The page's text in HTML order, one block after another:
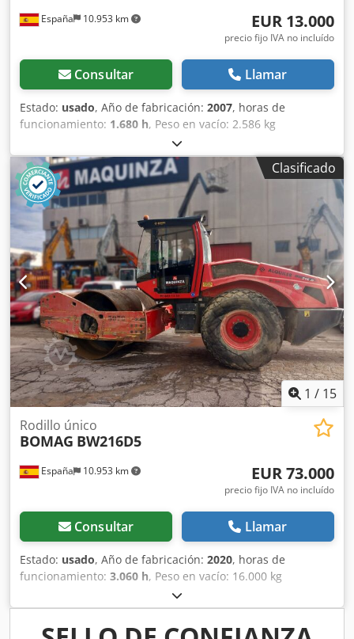
España 10.953 km EUR 13.000
precio fijo IVA no incluído
Consultar Llamar
Estado: usado, Año de fabricación: 2007, horas de
funcionamiento: 1.680 h, Peso en vacío: 2.586 kg
Dimensiones (lxanxal): 248 x 128 x 180 cm Ubicación: El
Burgo de Ebro (Zaragoza) El BOMAG BW120AD4 es ideal
para tareas de compactación ligera en obras urbanas o
mantenimiento de carreteras. Buena maniobrabilidad,
controles sencillos y funcionamiento correcto. Se presenta
en estado operativo, preparado para trabajar desde el
primer día. Perfecto para optimizar tu inversión con
maquinaria de segunda mano. Peso de servicio: 2.580 kg
Tipología: Ligera Anchura de tambor: 1.200 mm Cjdpfszb I
Tmsx Aaysrf Diámetro de tambor: 700 mm Capacidad de
depósito: 40 l CE
Clasificado
1 / 15
España 10.953 km
Rodillo único
BOMAG BW216D5
EUR 73.000
precio fijo IVA no incluído
Consultar Llamar
Estado: usado, Año de fabricación: 2020, horas de
funcionamiento: 3.060 h, Peso en vacío: 16.000 kg
Cedpeygu Rvjfx Aaysrf Dimensiones (lxanxal): 622 x 230 x
299 cm Tipo de motor: Deutz DEUTZ TCD4.1 L-4 = Más
opciones y accesorios = - Calefacción del asiento =